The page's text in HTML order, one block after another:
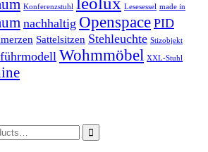
Konferenzstuhl Lesesessel made in
nachhaltig Openspace PID
Sattelsitzen Stehleuchte Stizobjekt
Wohmmöbel XXL-Stuhl